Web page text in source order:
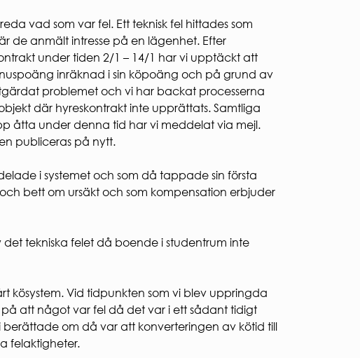
VÅR HÅLLBARHETSRESA
Social hållbarhet
Ekonomisk hållbarhet
Ekologisk hållbarhet
VI BYGGER
Nybyggnation
Entreprenörshandboken
E-faktura för offentlig sektor
Presskontakt
vad som var fel. Ett teknisk fel hittades som
de anmält intresse på en lägenhet. Efter
under tiden 2/1 – 14/1 har vi upptäckt att
inräknad i sin köpoäng och på grund av
problemet och vi har backat processerna
där hyreskontrakt inte upprättats. Samtliga
åtta under denna tid har vi meddelat via mejl.
publiceras på nytt.
i systemet och som då tappade sin första
bett om ursäkt och som kompensation erbjuder
tekniska felet då boende i studentrum inte
kösystem. Vid tidpunkten som vi blev uppringda
att något var fel då det var i ett sådant tidigt
om då var att konverteringen av kötid till
felaktigheter.